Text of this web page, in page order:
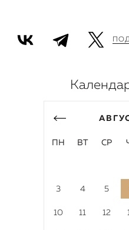
ПН ВТ СР
3 4 5
10 11 12